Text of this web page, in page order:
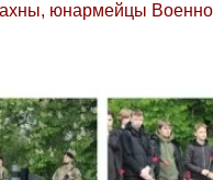
юнармейцы